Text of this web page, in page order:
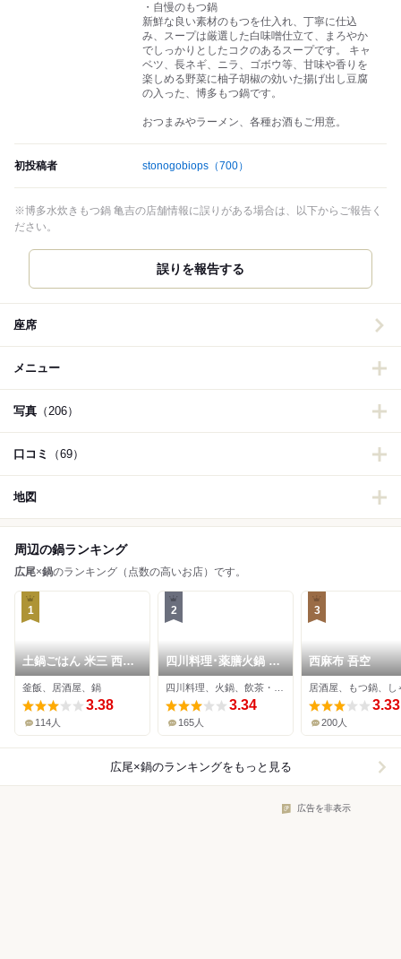
・自慢のもつ鍋
新鮮な良い素材のもつを仕入れ、丁寧に仕込
み、スープは厳選した白味噌仕立て、まろやか
でしっかりとしたコクのあるスープです。 キャ
ベツ、長ネギ、ニラ、ゴボウ等、甘味や香りを
楽しめる野菜に柚子胡椒の効いた揚げ出し豆腐
の入った、博多もつ鍋です。
おつまみやラーメン、各種お酒もご用意。
初投稿者 stonogobiops （700）
※博多水炊きもつ鍋 亀吉の店舗情報に誤りがある場合は、以下からご報告く
ださい。
誤りを報告する
座席
メニュー
写真 （206）
口コミ （69）
地図
周辺の鍋ランキング
広尾×鍋のランキング（点数の高いお店）です。
1
土鍋ごはん 米三 西麻
布
釜飯、居酒屋、鍋
3.38
114人
2
四川料理･薬膳火鍋 花
椒庭 広尾本店
3.34
165人
3
西麻布 吾空
3.33
200人
広尾×鍋のランキングをもっと見る
広告を非表示